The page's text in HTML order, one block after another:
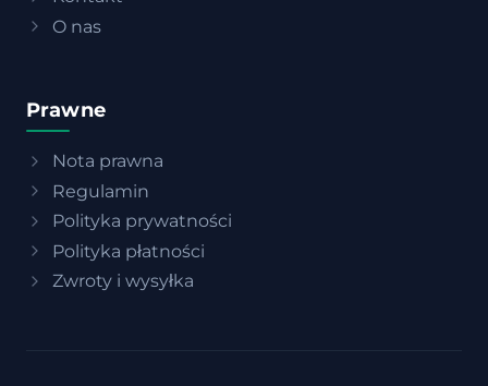
O nas
Prawne
Nota prawna
Regulamin
Polityka prywatności
Polityka płatności
Zwroty i wysyłka